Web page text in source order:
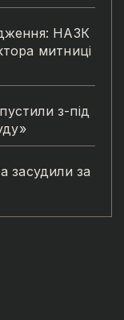
НАЗК
митниці
з-під
засудили за